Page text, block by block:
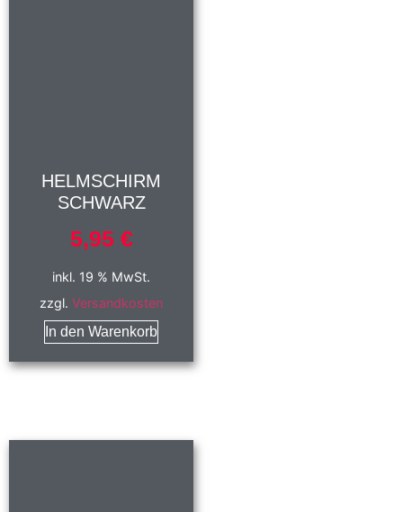
HELMSCHIRM
SCHWARZ
5,95 €
inkl. 19 % MwSt.
zzgl.Versandkosten
In den Warenkorb